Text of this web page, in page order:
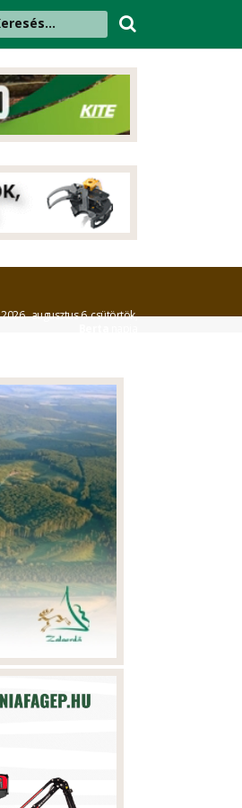
2026. augusztus 6. csütörtök,